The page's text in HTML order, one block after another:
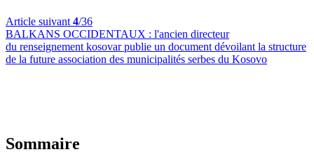
Article suivant 4/36
BALKANS OCCIDENTAUX : l'ancien directeur
du renseignement kosovar publie un document dévoilant la structure
de la future association des municipalités serbes du Kosovo
Sommaire